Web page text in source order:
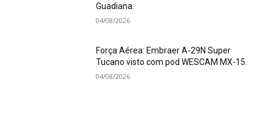
Guadiana.
04/08/2026
Força Aérea: Embraer A-29N Super
Tucano visto com pod WESCAM MX-15.
04/08/2026